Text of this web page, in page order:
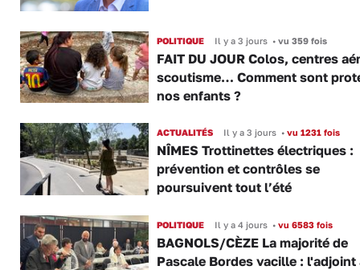
POLITIQUE Il y a 3 jours •vu 359 fois
FAIT DU JOUR Colos, centres
scoutisme… Comment sont
nos enfants ?
ACTUALITÉS Il y a 3 jours •vu 1231 fois
NÎMES Trottinettes électriques :
prévention et contrôles se
poursuivent tout l’été
POLITIQUE Il y a 4 jours •vu 6583 fois
BAGNOLS/CÈZE La majorité de
Pascale Bordes vacille : l'adjoint